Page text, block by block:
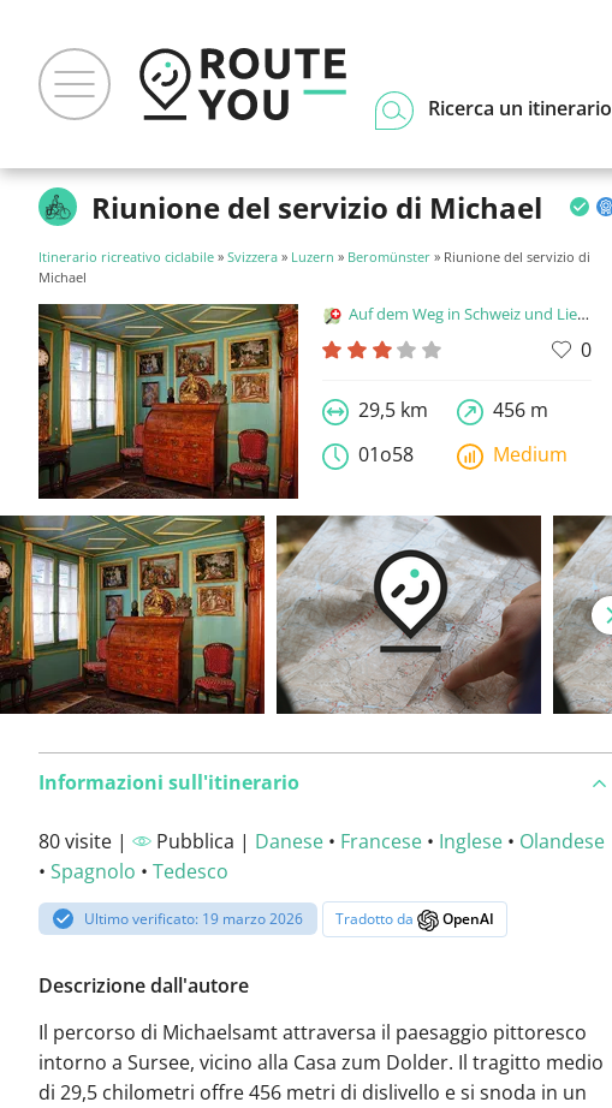
Ricerca un itinerario
Riunione del servizio di Michael
Itinerario ricreativo ciclabile » Svizzera » Luzern » Beromünster » Riunione del servizio di
Michael
Auf dem Weg in Schweiz und Liechtenstein
0
29,5 km
456 m
01o58
Medium
Informazioni sull'itinerario
80 visite | Pubblica | Danese • Francese • Inglese • Olandese
• Spagnolo • Tedesco
Ultimo verificato: 19 marzo 2026 Tradotto da OpenAI
Descrizione dall'autore
Il percorso di Michaelsamt attraversa il paesaggio pittoresco
intorno a Sursee, vicino alla Casa zum Dolder. Il tragitto medio
di 29,5 chilometri offre 456 metri di dislivello e si snoda in un